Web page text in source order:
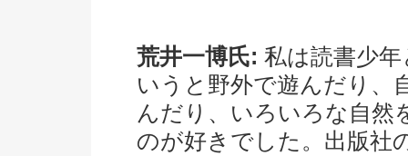
荒井一博氏: 私は読書少
いうと野外で遊んだり、
んだり、いろいろな自然
のが好きでした。出版社